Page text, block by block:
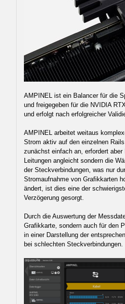
AMPINEL ist ein Balancer für die
und freigegeben für die NVIDIA
und erfolgt nach erfolgreicher
AMPINEL arbeitet weitaus
Strom aktiv auf den einzelnen
zunächst einfach an, erfordert
Leitungen angleicht sondern die
der Steckverbindungen, was nur
Stromaufnahme von Grafikkarten
ändert, ist dies eine der
Verzögerung gesorgt.
Durch die Auswertung der
Grafikkarte, sondern auch für den
in einer Darstellung der
bei schlechten Steckverbindungen.